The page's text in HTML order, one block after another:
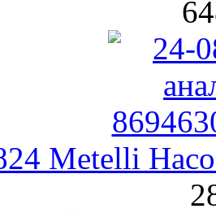
Metelli